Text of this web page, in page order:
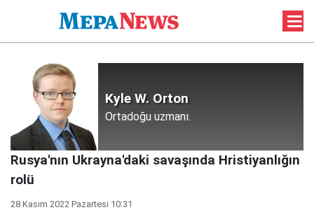
Kyle W. Orton
Ortadoğu uzmanı.
Rusya'nın Ukrayna'daki savaşında Hristiyanlığın
rolü
28 Kasım 2022 Pazartesi 10:31